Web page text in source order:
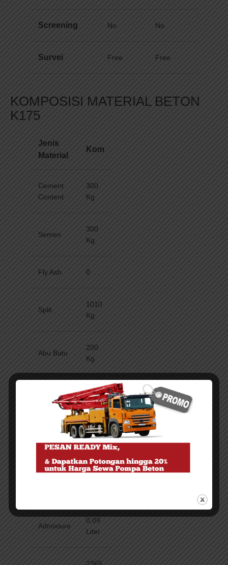
Screening No No
Survei Free Free
KOMPOSISI MATERIAL BETON
K175
Jenis
Material
Kom
Cement
Content
300
Kg
Semen
300
Kg
Fly Ash 0
Split
1010
Kg
Abu Batu
200
Kg
Pasir 1*
262
Kg
413
Kg
Admixture
0,09
Liter